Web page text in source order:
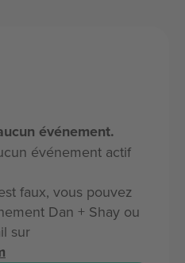
événement.
événement actif
faux, vous pouvez
Dan + Shay ou
sur